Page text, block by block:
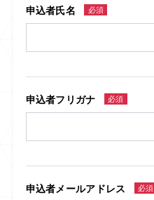
申込者氏名 必須
申込者フリガナ 必須
申込者メールアドレス 必須